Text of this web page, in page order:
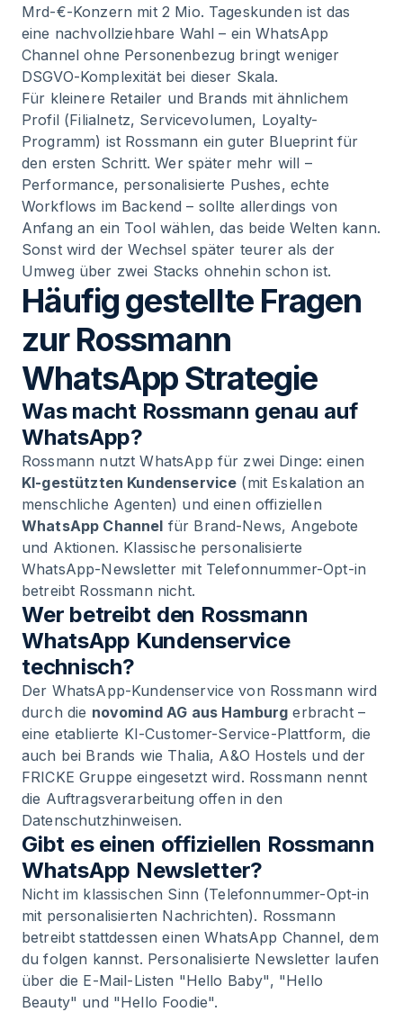
Mrd-€-Konzern mit 2 Mio. Tageskunden ist das
eine nachvollziehbare Wahl – ein WhatsApp
Channel ohne Personenbezug bringt weniger
DSGVO-Komplexität bei dieser Skala.
Für kleinere Retailer und Brands mit ähnlichem
Profil (Filialnetz, Servicevolumen, Loyalty-
Programm) ist Rossmann ein guter Blueprint für
den ersten Schritt. Wer später mehr will –
Performance, personalisierte Pushes, echte
Workflows im Backend – sollte allerdings von
Anfang an ein Tool wählen, das beide Welten kann.
Sonst wird der Wechsel später teurer als der
Umweg über zwei Stacks ohnehin schon ist.
Häufig gestellte Fragen
zur Rossmann
WhatsApp Strategie
Was macht Rossmann genau auf
WhatsApp?
Rossmann nutzt WhatsApp für zwei Dinge: einen
KI-gestützten Kundenservice (mit Eskalation an
menschliche Agenten) und einen offiziellen
WhatsApp Channel für Brand-News, Angebote
und Aktionen. Klassische personalisierte
WhatsApp-Newsletter mit Telefonnummer-Opt-in
betreibt Rossmann nicht.
Wer betreibt den Rossmann
WhatsApp Kundenservice
technisch?
Der WhatsApp-Kundenservice von Rossmann wird
durch die novomind AG aus Hamburg erbracht –
eine etablierte KI-Customer-Service-Plattform, die
auch bei Brands wie Thalia, A&O Hostels und der
FRICKE Gruppe eingesetzt wird. Rossmann nennt
die Auftragsverarbeitung offen in den
Datenschutzhinweisen.
Gibt es einen offiziellen Rossmann
WhatsApp Newsletter?
Nicht im klassischen Sinn (Telefonnummer-Opt-in
mit personalisierten Nachrichten). Rossmann
betreibt stattdessen einen WhatsApp Channel, dem
du folgen kannst. Personalisierte Newsletter laufen
über die E-Mail-Listen "Hello Baby", "Hello
Beauty" und "Hello Foodie".